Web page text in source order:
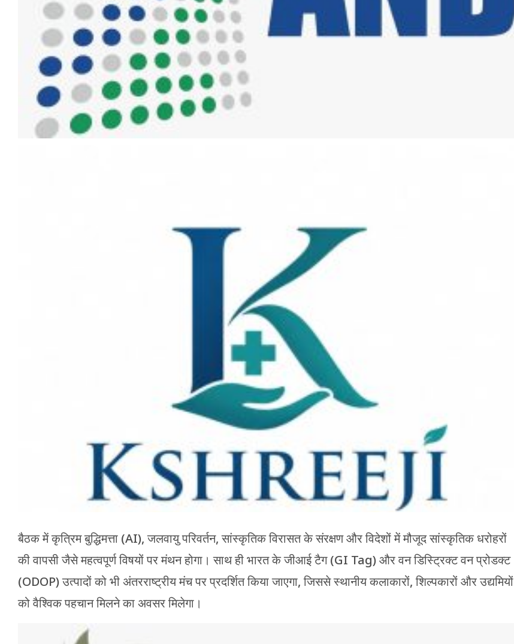
बैठक में कृत्रिम बुद्धिमत्ता (AI), जलवायु परिवर्तन, सांस्कृतिक विरासत के संरक्षण और विदेशों में मौजूद सांस्कृतिक धरोहरों
की वापसी जैसे महत्वपूर्ण विषयों पर मंथन होगा। साथ ही भारत के जीआई टैग (GI Tag) और वन डिस्ट्रिक्ट वन प्रोडक्ट
(ODOP) उत्पादों को भी अंतरराष्ट्रीय मंच पर प्रदर्शित किया जाएगा, जिससे स्थानीय कलाकारों, शिल्पकारों और उद्यमियों
को वैश्विक पहचान मिलने का अवसर मिलेगा।